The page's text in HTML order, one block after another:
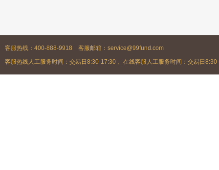
客服热线：400-888-9918 客服邮箱：service@99fund.com
客服热线人工服务时间：交易日8:30-17:30 、在线客服人工服务时间：交易日